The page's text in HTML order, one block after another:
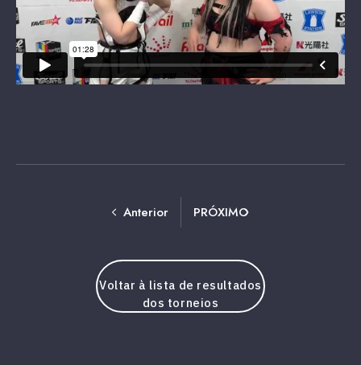
Anterior PRÓXIMO
Voltar à lista de resultados
dos torneios